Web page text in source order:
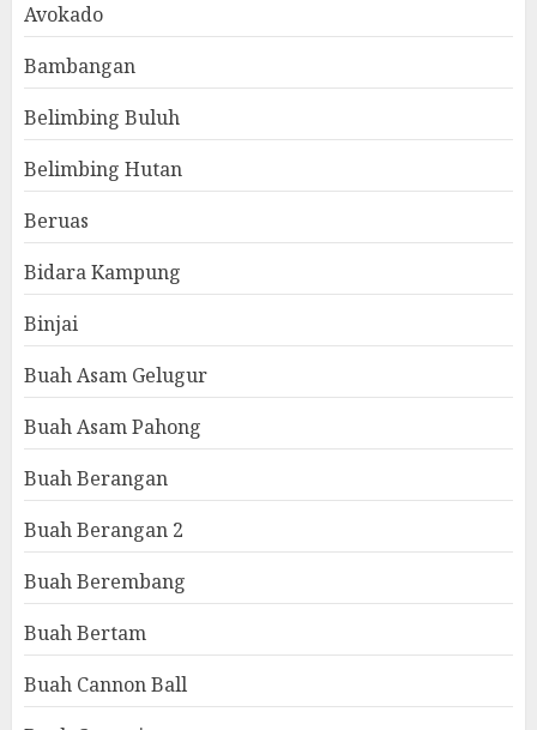
Avokado
Bambangan
Belimbing Buluh
Belimbing Hutan
Beruas
Bidara Kampung
Binjai
Buah Asam Gelugur
Buah Asam Pahong
Buah Berangan
Buah Berangan 2
Buah Berembang
Buah Bertam
Buah Cannon Ball